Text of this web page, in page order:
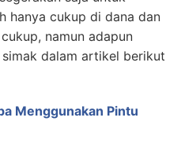
hanya cukup di dana dan
namun adapun
dalam artikel berikut
Menggunakan Pintu